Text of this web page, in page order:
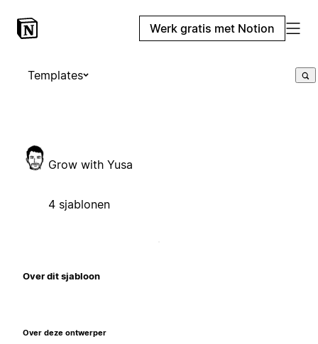
Werk gratis met Notion
Templates
Grow with Yusa
4 sjablonen
Over dit sjabloon
Over deze ontwerper